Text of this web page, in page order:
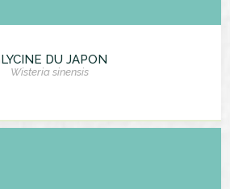
DU JAPON
Wisteria sinensis